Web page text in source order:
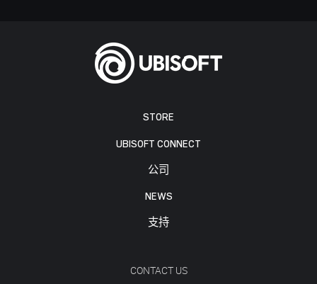
STORE
UBISOFT CONNECT
公司
NEWS
支持
CONTACT US